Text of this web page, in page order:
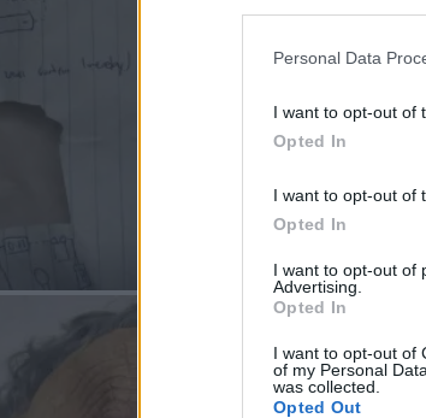
Personal Data
I want to opt-out of
Opted In
I want to opt-out of
Opted In
I want to opt-out of
Advertising.
Opted In
I want to opt-out of
of my Personal
was collected.
Opted Out